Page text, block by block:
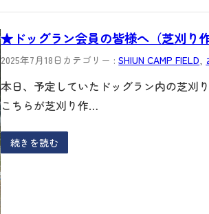
★ドッグラン会員の皆様へ（芝刈り
2025年7月18日 カテゴリー :SHIUN CAMP FIELD
本日、予定していたドッグラン内の芝刈
こちらが芝刈り作…
続きを読む